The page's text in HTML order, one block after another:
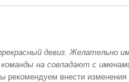
девиз. Желательно
на совпадают с
рекомендуем внести